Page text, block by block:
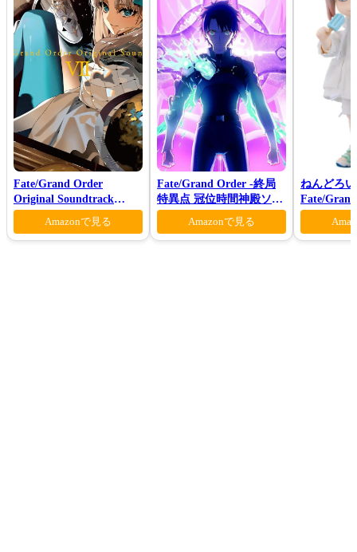
Fate/Grand Order
Original Soundtrack
Ⅶ(初回仕様限定盤)
Amazonで見る
Fate/Grand Order -終局
特異点 冠位時間神殿ソロ
モン-(完全生産限定版)
Amazonで見る
ねんどろ
Fate/
ンダー/オ
マー・プ